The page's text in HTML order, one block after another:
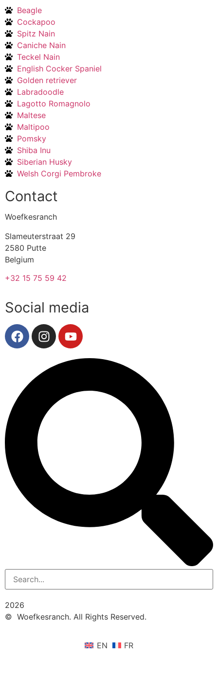
Beagle
Cockapoo
Spitz Nain
Caniche Nain
Teckel Nain
English Cocker Spaniel
Golden retriever
Labradoodle
Lagotto Romagnolo
Maltese
Maltipoo
Pomsky
Shiba Inu
Siberian Husky
Welsh Corgi Pembroke
Contact
Woefkesranch
Slameuterstraat 29
2580 Putte
Belgium
+32 15 75 59 42
Social media
2026
© Woefkesranch. All Rights Reserved.
EN FR